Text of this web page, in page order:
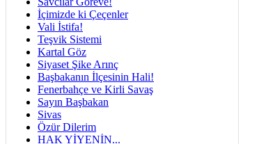
İçimizde ki Çeçenler
Vali İstifa!
Teşvik Sistemi
Kartal Göz
Siyaset Şike Arınç
Başbakanın İlçesinin Hali!
Fenerbahçe ve Kirli Savaş
Sayın Başbakan
Sivas
Özür Dilerim
HAK YİYENİN...